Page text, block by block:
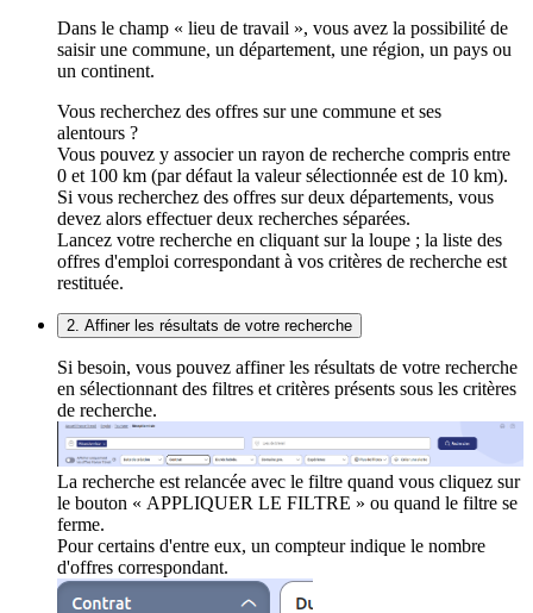
Dans le champ « lieu de travail », vous avez la possibilité de
saisir une commune, un département, une région, un pays ou
un continent.
Vous recherchez des offres sur une commune et ses
alentours ?
Vous pouvez y associer un rayon de recherche compris entre
0 et 100 km (par défaut la valeur sélectionnée est de 10 km).
Si vous recherchez des offres sur deux départements, vous
devez alors effectuer deux recherches séparées.
Lancez votre recherche en cliquant sur la loupe ; la liste des
offres d'emploi correspondant à vos critères de recherche est
restituée.
2. Affiner les résultats de votre recherche
Si besoin, vous pouvez affiner les résultats de votre recherche
en sélectionnant des filtres et critères présents sous les critères
de recherche.
La recherche est relancée avec le filtre quand vous cliquez sur
le bouton « APPLIQUER LE FILTRE » ou quand le filtre se
ferme.
Pour certains d'entre eux, un compteur indique le nombre
d'offres correspondant.